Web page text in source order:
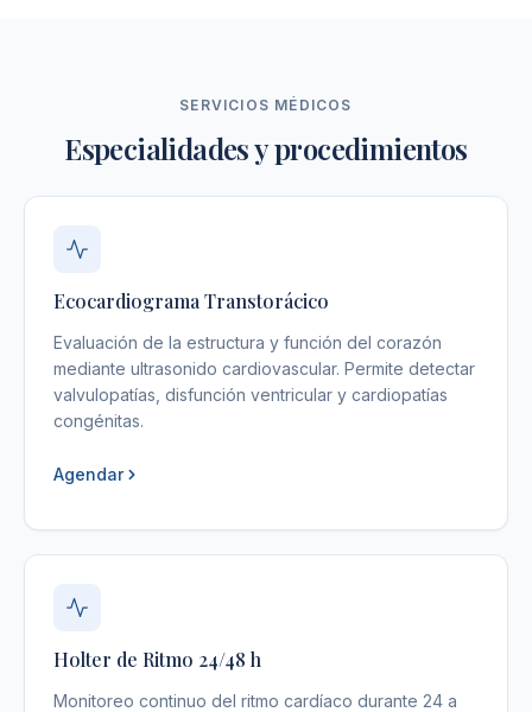
SERVICIOS MÉDICOS
Especialidades y procedimientos
Ecocardiograma Transtorácico
Evaluación de la estructura y función del corazón
mediante ultrasonido cardiovascular. Permite detectar
valvulopatías, disfunción ventricular y cardiopatías
congénitas.
Agendar
Holter de Ritmo 24/48 h
Monitoreo continuo del ritmo cardíaco durante 24 a